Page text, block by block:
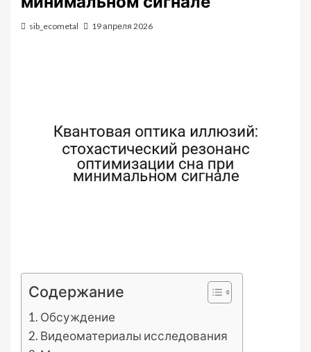
sib_ecometal 19 апреля 2026
Содержание
Обсуждение
Видеоматериалы исследования